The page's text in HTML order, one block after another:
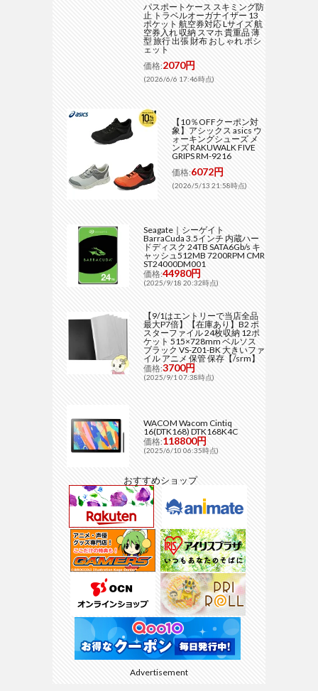
パスポートケース スキミング防
止 トラベルオーガナイザー 13
ポケット 航空券対応 Lサイズ 航
空券入れ 収納 スマホ 貴重品 薄
型 旅行 出張 財布 おしゃれ ポシ
ェット
価格:2070円
(2026/6/6 17:46時点)
【10％OFFクーポン対
象】アシックス asics ウ
ォーキングシューズ メ
ンズ RAKUWALK FIVE
GRIPS RM-9216
価格:6072円
(2026/5/13 21:58時点)
Seagate｜シーゲイト
BarraCuda 3.5インチ 内蔵ハー
ドディスク 24TB SATA6Gb/s キ
ャッシュ512MB 7200RPM CMR
ST24000DM001
価格:44980円
(2025/9/18 20:32時点)
【9/1はエントリーで当店全品
最大P7倍】【在庫あり】B2 ポ
スターファイル 24枚収納 12ポ
ケット 515×728mm ベルソス
ブラック VS-Z01-BK 大きいファ
イル アニメ 保管 保存【/srm】
価格:3700円
(2025/9/1 07:38時点)
WACOM Wacom Cintiq
16(DTK168) DTK168K4C
価格:118800円
(2025/6/10 06:35時点)
おすすめショップ
Advertisement